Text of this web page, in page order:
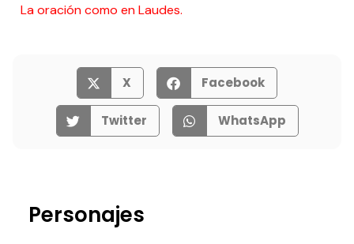
Personajes
La oración como en Laudes.
X Facebook
Twitter WhatsApp